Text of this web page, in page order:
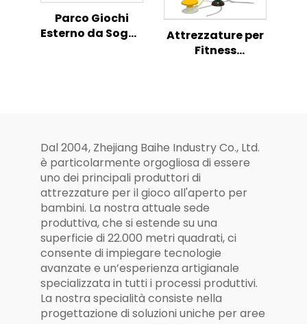
Parco Giochi
Esterno da Sogno
Attrezzature per
Fitness
Fitness all'Aperto
Dal 2004, Zhejiang Baihe Industry Co., Ltd.
è particolarmente orgogliosa di essere
uno dei principali produttori di
attrezzature per il gioco all'aperto per
bambini. La nostra attuale sede
produttiva, che si estende su una
superficie di 22.000 metri quadrati, ci
consente di impiegare tecnologie
avanzate e un’esperienza artigianale
specializzata in tutti i processi produttivi.
La nostra specialità consiste nella
progettazione di soluzioni uniche per aree